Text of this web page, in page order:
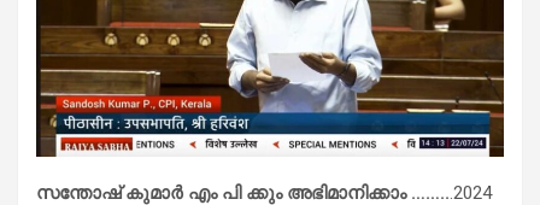
സന്തോഷ് കുമാർ എം പി ക്കും അഭിമാനിക്കാം …….. .2024